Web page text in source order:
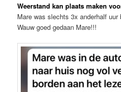
Weerstand kan plaats maken
Mare was slechts 3x anderhalf
Wauw goed gedaan Mare!!!